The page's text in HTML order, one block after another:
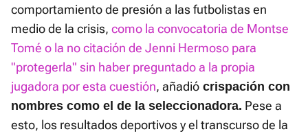
comportamiento de presión a las futbolistas en
medio de la crisis, como la convocatoria de Montse
Tomé o la no citación de Jenni Hermoso para
"protegerla" sin haber preguntado a la propia
jugadora por esta cuestión, añadió crispación con
nombres como el de la seleccionadora. Pese a
esto, los resultados deportivos y el transcurso de la